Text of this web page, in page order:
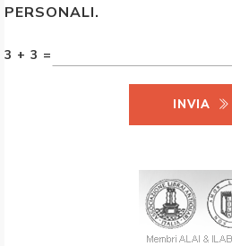
PERSONALI.
3 + 3 =
INVIA